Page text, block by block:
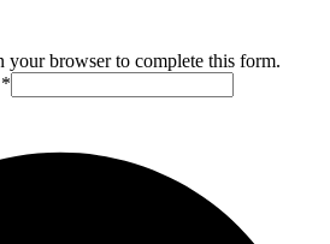
your browser to complete this form.
*